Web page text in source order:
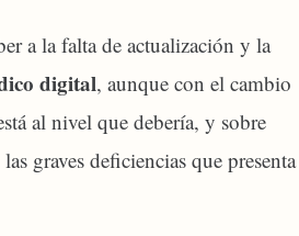
a la falta de actualización y la
digital, aunque con el cambio
al nivel que debería, y sobre
graves deficiencias que presenta